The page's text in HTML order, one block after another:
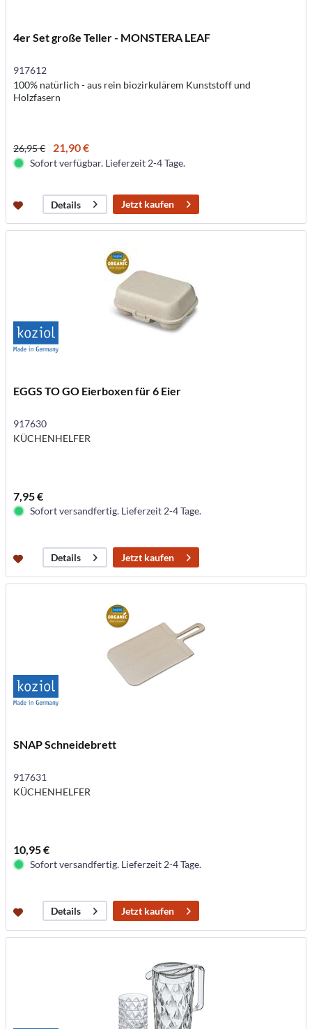
4er Set große Teller - MONSTERA LEAF
917612
100% natürlich - aus rein biozirkulärem Kunststoff und
Holzfasern
26,95 € 21,90 €
Sofort verfügbar. Lieferzeit 2-4 Tage.
Details Jetzt kaufen
EGGS TO GO Eierboxen für 6 Eier
917630
KÜCHENHELFER
7,95 €
Sofort versandfertig. Lieferzeit 2-4 Tage.
Details Jetzt kaufen
SNAP Schneidebrett
917631
KÜCHENHELFER
10,95 €
Sofort versandfertig. Lieferzeit 2-4 Tage.
Details Jetzt kaufen